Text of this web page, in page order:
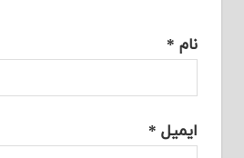
نام *
ایمیل *